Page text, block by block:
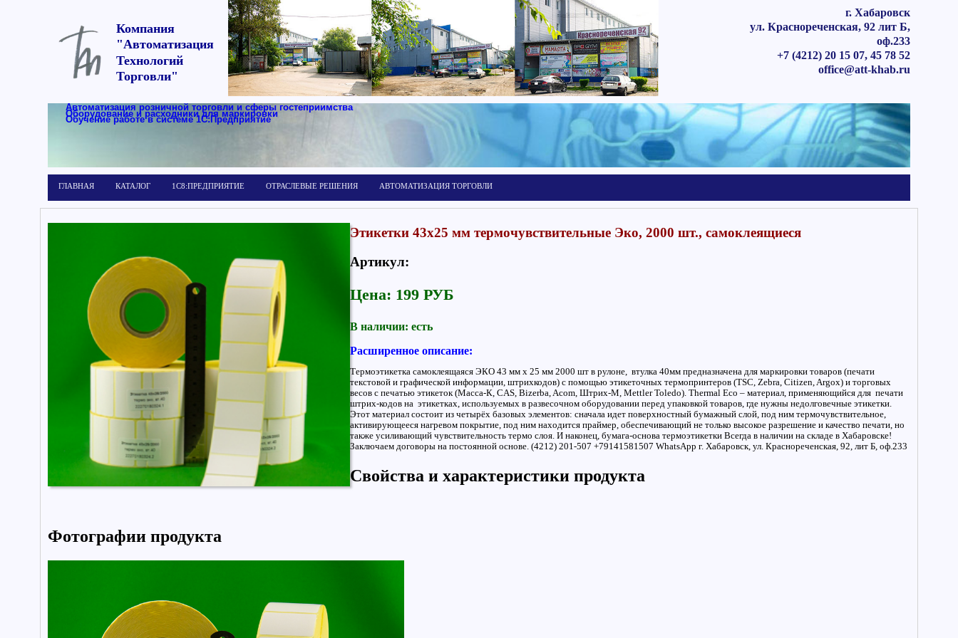
Компания
"Автоматизация
Технологий
Торговли"
г. Хабаровск
ул. Краснореченская, 92 лит Б,
оф.233
+7 (4212) 20 15 07, 45 78 52
office@att-khab.ru
Автоматизация розничной торговли и сферы гостеприимства
Оборудование и расходники для маркировки
Обучение работе в системе 1С:Предприятие
ГЛАВНАЯ КАТАЛОГ 1С8:ПРЕДПРИЯТИЕ ОТРАСЛЕВЫЕ РЕШЕНИЯ АВТОМАТИЗАЦИЯ ТОРГОВЛИ
Этикетки 43х25 мм термочувствительные Эко, 2000 шт., самоклеящиеся
Артикул:
Цена: 199 РУБ
В наличии: есть
Расширенное описание:
Термоэтикетка самоклеящаяся ЭКО 43 мм х 25 мм 2000 шт в рулоне, втулка 40мм предназначена для маркировки товаров (печати
текстовой и графической информации, штрихкодов) с помощью этикеточных термопринтеров (TSC, Zebra, Citizen, Argox) и торговых
весов с печатью этикеток (Масса-К, CAS, Bizerba, Acom, Штрих-М, Mettler Toledo). Thermal Eco – материал, применяющийся для печати
штрих-кодов на этикетках, используемых в развесочном оборудовании перед упаковкой товаров, где нужны недолговечные этикетки.
Этот материал состоит из четырёх базовых элементов: сначала идет поверхностный бумажный слой, под ним термочувствительное,
активирующееся нагревом покрытие, под ним находится праймер, обеспечивающий не только высокое разрешение и качество печати, но
также усиливающий чувствительность термо слоя. И наконец, бумага-основа термоэтикетки Всегда в наличии на складе в Хабаровске!
Заключаем договоры на постоянной основе. (4212) 201-507 +79141581507 WhatsApp г. Хабаровск, ул. Краснореченская, 92, лит Б, оф.233
Свойства и характеристики продукта
Фотографии продукта